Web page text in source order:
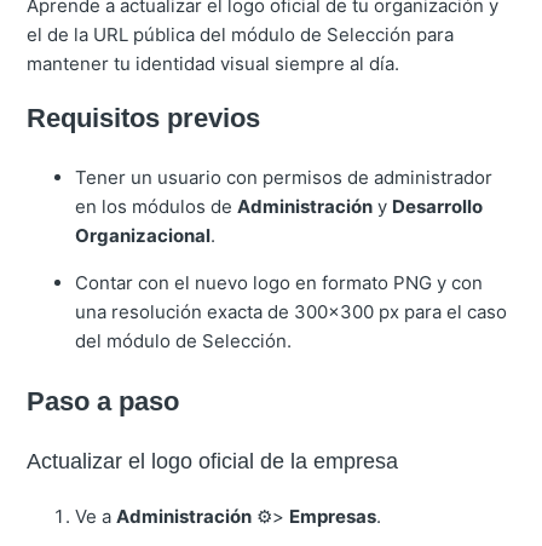
Aprende a actualizar el logo oficial de tu organización y
el de la URL pública del módulo de Selección para
mantener tu identidad visual siempre al día.
Requisitos previos
Tener un usuario con permisos de administrador
en los módulos deAdministración y Desarrollo
Organizacional.
Contar con el nuevo logo en formato PNG y con
una resolución exacta de 300x300 px para el caso
del módulo de Selección.
Paso a paso
Actualizar el logo oficial de la empresa
Ve aAdministración ⚙️> Empresas.